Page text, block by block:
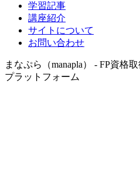
学習記事
講座紹介
サイトについて
お問い合わせ
まなぷら（manapla） - FP資格
プラットフォーム